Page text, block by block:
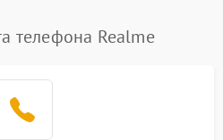
телефона Realme